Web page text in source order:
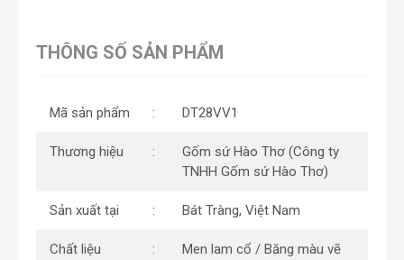
THÔNG SỐ SẢN PHẨM
Mã sản phẩm DT28VV1
Thương hiệu
Gốm sứ Hào Thơ (Công ty
TNHH Gốm sứ Hào Thơ)
Sản xuất tại Bát Tràng, Việt Nam
Chất liệu Men lam cổ / Băng màu vẽ